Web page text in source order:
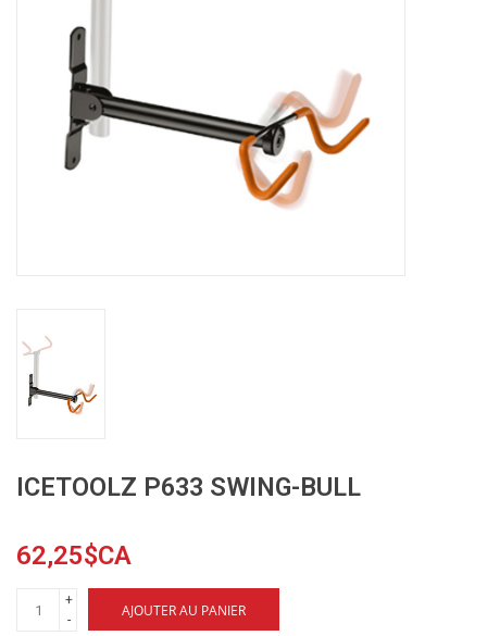
ICETOOLZ P633 SWING-BULL
62,25$CA
+
-
AJOUTER AU PANIER